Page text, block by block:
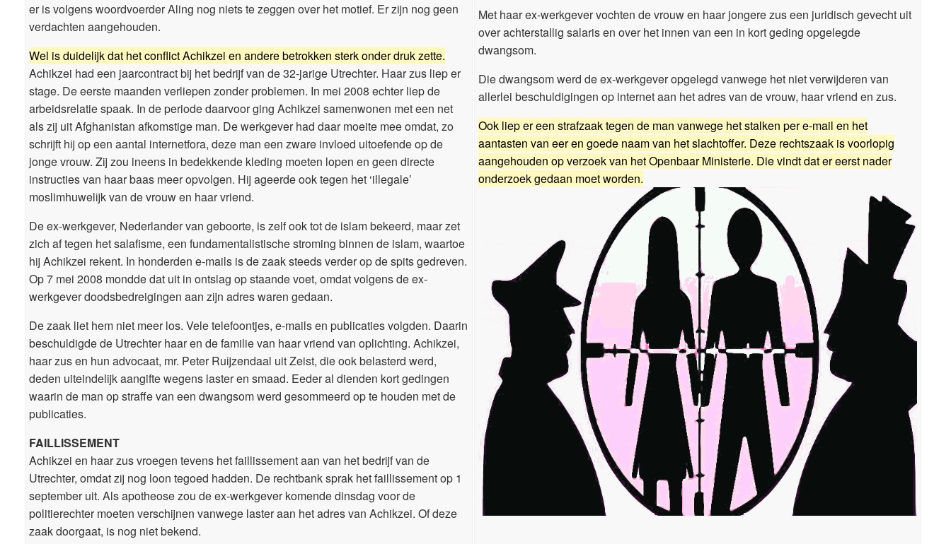
er is volgens woordvoerder Aling nog niets te zeggen over het motief. Er zijn nog geen
verdachten aangehouden.
Wel is duidelijk dat het conflict Achikzei en andere betrokken sterk onder druk zette.
Achikzei had een jaarcontract bij het bedrijf van de 32-jarige Utrechter. Haar zus liep er
stage. De eerste maanden verliepen zonder problemen. In mei 2008 echter liep de
arbeidsrelatie spaak. In de periode daarvoor ging Achikzei samenwonen met een net
als zij uit Afghanistan afkomstige man. De werkgever had daar moeite mee omdat, zo
schrijft hij op een aantal internetfora, deze man een zware invloed uitoefende op de
jonge vrouw. Zij zou ineens in bedekkende kleding moeten lopen en geen directe
instructies van haar baas meer opvolgen. Hij ageerde ook tegen het ‘illegale’
moslimhuwelijk van de vrouw en haar vriend.
De ex-werkgever, Nederlander van geboorte, is zelf ook tot de islam bekeerd, maar zet
zich af tegen het salafisme, een fundamentalistische stroming binnen de islam, waartoe
hij Achikzei rekent. In honderden e-mails is de zaak steeds verder op de spits gedreven.
Op 7 mei 2008 mondde dat uit in ontslag op staande voet, omdat volgens de ex-
werkgever doodsbedreigingen aan zijn adres waren gedaan.
De zaak liet hem niet meer los. Vele telefoontjes, e-mails en publicaties volgden. Daarin
beschuldigde de Utrechter haar en de familie van haar vriend van oplichting. Achikzei,
haar zus en hun advocaat, mr. Peter Ruijzendaal uit Zeist, die ook belasterd werd,
deden uiteindelijk aangifte wegens laster en smaad. Eeder al dienden kort gedingen
waarin de man op straffe van een dwangsom werd gesommeerd op te houden met de
publicaties.
FAILLISSEMENT
Achikzei en haar zus vroegen tevens het faillissement aan van het bedrijf van de
Utrechter, omdat zij nog loon tegoed hadden. De rechtbank sprak het faillissement op 1
september uit. Als apotheose zou de ex-werkgever komende dinsdag voor de
politierechter moeten verschijnen vanwege laster aan het adres van Achikzei. Of deze
zaak doorgaat, is nog niet bekend.
Met haar ex-werkgever vochten de vrouw en haar jongere zus een juridisch gevecht uit
over achterstallig salaris en over het innen van een in kort geding opgelegde
dwangsom.
Die dwangsom werd de ex-werkgever opgelegd vanwege het niet verwijderen van
allerlei beschuldigingen op internet aan het adres van de vrouw, haar vriend en zus.
Ook liep er een strafzaak tegen de man vanwege het stalken per e-mail en het
aantasten van eer en goede naam van het slachtoffer. Deze rechtszaak is voorlopig
aangehouden op verzoek van het Openbaar Ministerie. Die vindt dat er eerst nader
onderzoek gedaan moet worden.